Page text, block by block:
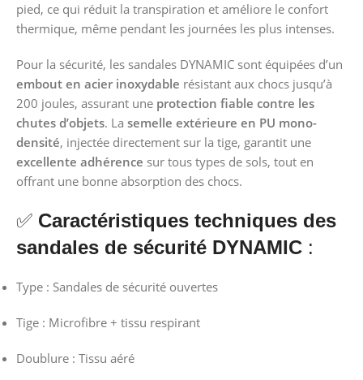
pied, ce qui réduit la transpiration et améliore le confort
thermique, même pendant les journées les plus intenses.
Pour la sécurité, les sandales DYNAMIC sont équipées d’un
embout en acier inoxydable résistant aux chocs jusqu’à
200 joules, assurant une protection fiable contre les
chutes d’objets. La semelle extérieure en PU mono-
densité, injectée directement sur la tige, garantit une
excellente adhérence sur tous types de sols, tout en
offrant une bonne absorption des chocs.
✅ Caractéristiques techniques des
sandales de sécurité DYNAMIC :
Type : Sandales de sécurité ouvertes
Tige : Microfibre + tissu respirant
Doublure : Tissu aéré